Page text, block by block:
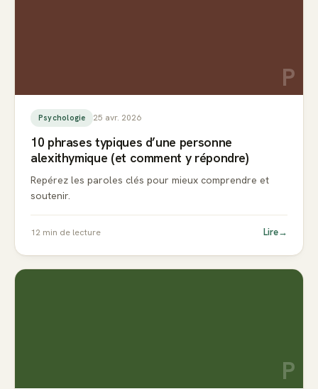
P
Psychologie 25 avr. 2026
10 phrases typiques d’une personne
alexithymique (et comment y répondre)
Repérez les paroles clés pour mieux comprendre et
soutenir.
12 min de lecture Lire→
P